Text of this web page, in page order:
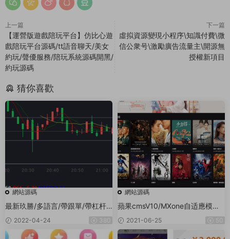
上一篇
【運營版遊戲陪玩平台】仿比心遊
戲陪玩平台源碼/tt語音聊天/美女
約玩/聲優服務/陪玩系統源碼開黑/
約玩源碼
下一篇
虛拟資源變現小程序\知識付費\微
信公衆号\激勵廣告流量主\開源無
授權新項目
猜你喜歡
網站源碼
最新玖勝/多語言/帶跟單/帶杠杆/
MT4/新功能
2022-04-24 380
網站源碼
蘋果cmsV10/MXone自适應模闆/
仿電影先生/開源無授權無加密電
影網站模闆
2021-06-25 50